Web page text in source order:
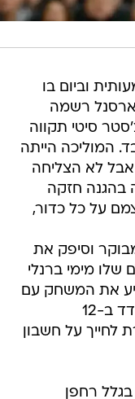
וביום בו
רשמה
סיטי תקווה
המוליכה הייתה
לא הצליחה
בהגנה חזקה
על כל כדור,
וסיפק את
מימי ברנלי
את המשחק עם
נגיחה בדקה ה-60. אחרי ניצחון בודד ב-12
לחייך על חשבון
בגלל רחפן